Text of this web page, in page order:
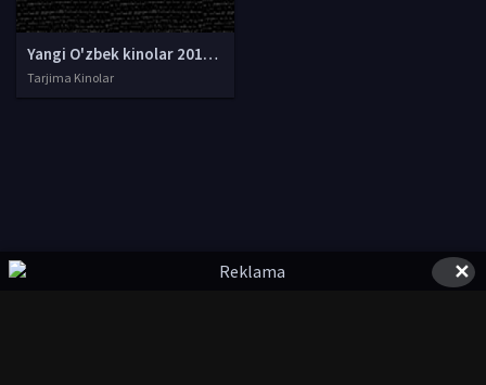
Yangi O'zbek kinolar 2010-2011-2012-2013-2014-2015-2016-2017-2018-2019-2020-2021-2022-2023-2024-2025 O'zbek tilida Uzbek tarjima Full HD
Tarjima Kinolar
✕